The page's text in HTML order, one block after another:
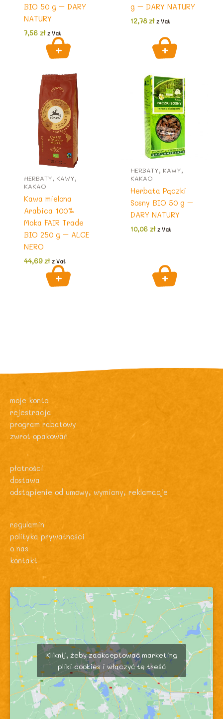
BIO 50 g – DARY
NATURY
7,56 zł z Vat
g – DARY NATURY
12,78zł z Vat
HERBATY, KAWY,
KAKAO
Kawa mielona
Arabica 100%
Moka FAIR Trade
BIO 250 g – ALCE
NERO
44,69zł z Vat
HERBATY, KAWY,
KAKAO
Herbata Pączki
Sosny BIO 50 g –
DARY NATURY
10,06 zł z Vat
moje konto
rejestracja
program rabatowy
zwrot opakowań
płatności
dostawa
odstąpienie od umowy, wymiany, reklamacje
regulamin
polityka prywatności
o nas
kontakt
Kliknij, żeby zaakceptować marketing
pliki cookies i włączyć tę treść